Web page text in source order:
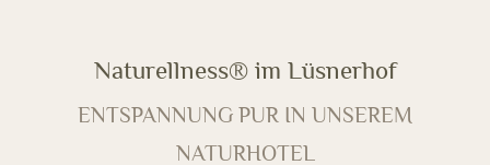
Naturellness® im Lüsnerhof
ENTSPANNUNG PUR IN UNSEREM
NATURHOTEL